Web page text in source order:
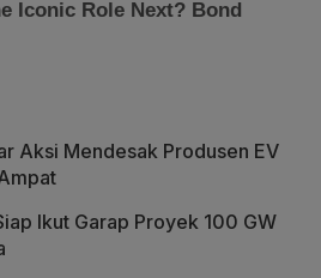
Aksi Mendesak Produsen EV
Ikut Garap Proyek 100 GW